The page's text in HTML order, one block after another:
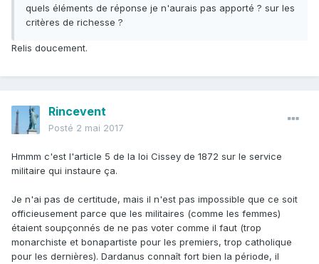
quels éléments de réponse je n'aurais pas apporté ? sur les
critères de richesse ?
Relis doucement.
Rincevent
Posté 2 mai 2017
Hmmm c'est l'article 5 de la loi Cissey de 1872 sur le service
militaire qui instaure ça.
Je n'ai pas de certitude, mais il n'est pas impossible que ce soit
officieusement parce que les militaires (comme les femmes)
étaient soupçonnés de ne pas voter comme il faut (trop
monarchiste et bonapartiste pour les premiers, trop catholique
pour les dernières). Dardanus connaît fort bien la période, il